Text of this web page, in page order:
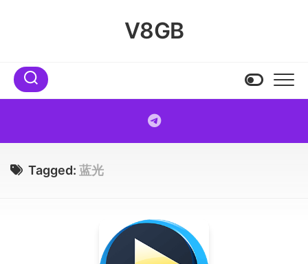
V8GB
Tagged: 蓝光